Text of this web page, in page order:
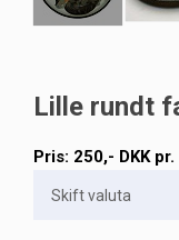
Lille rundt
Pris: 250,- DKKpr.